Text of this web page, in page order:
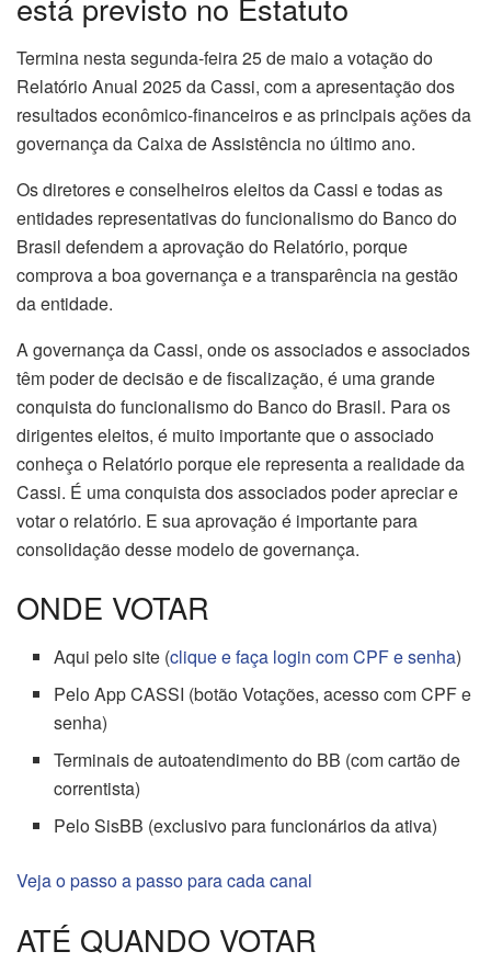
Termina nesta segunda-feira 25 de maio a votação do
Relatório Anual 2025 da Cassi, com a apresentação dos
resultados econômico-financeiros e as principais ações da
governança da Caixa de Assistência no último ano.
Os diretores e conselheiros eleitos da Cassi e todas as
entidades representativas do funcionalismo do Banco do
Brasil defendem a aprovação do Relatório, porque
comprova a boa governança e a transparência na gestão
da entidade.
A governança da Cassi, onde os associados e associados
têm poder de decisão e de fiscalização, é uma grande
conquista do funcionalismo do Banco do Brasil. Para os
dirigentes eleitos, é muito importante que o associado
conheça o Relatório porque ele representa a realidade da
Cassi. É uma conquista dos associados poder apreciar e
votar o relatório. E sua aprovação é importante para
consolidação desse modelo de governança.
ONDE VOTAR
Aqui pelo site (clique e faça login com CPF e senha)
Pelo App CASSI (botão Votações, acesso com CPF e
senha)
Terminais de autoatendimento do BB (com cartão de
correntista)
Pelo SisBB (exclusivo para funcionários da ativa)
Veja o passo a passo para cada canal
ATÉ QUANDO VOTAR